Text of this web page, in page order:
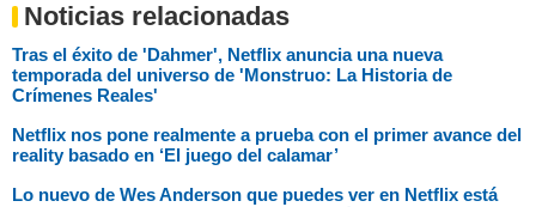
Noticias relacionadas
Tras el éxito de 'Dahmer', Netflix anuncia una nueva
temporada del universo de 'Monstruo: La Historia de
Crímenes Reales'
Netflix nos pone realmente a prueba con el primer avance del
reality basado en ‘El juego del calamar’
Lo nuevo de Wes Anderson que puedes ver en Netflix está